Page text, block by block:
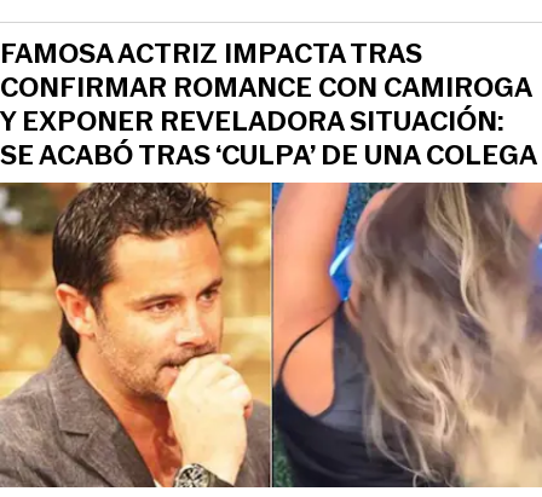
FAMOSA ACTRIZ IMPACTA TRAS
CONFIRMAR ROMANCE CON CAMIROGA
Y EXPONER REVELADORA SITUACIÓN:
SE ACABÓ TRAS ‘CULPA’ DE UNA COLEGA